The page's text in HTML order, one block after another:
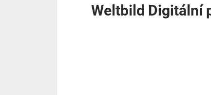
Weltbild Digitální